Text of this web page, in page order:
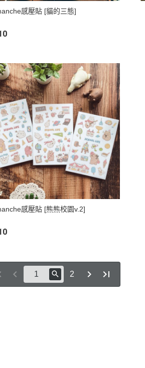
感壓貼 [貓的三態]
感壓貼 [熊熊校園v.2]
2